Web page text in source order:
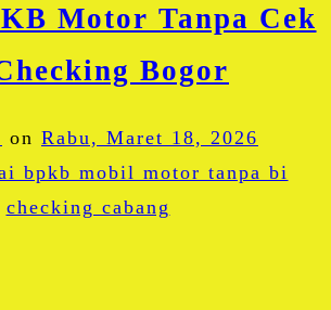
Motor Tanpa Cek
Bogor
on Rabu, Maret 18, 2026